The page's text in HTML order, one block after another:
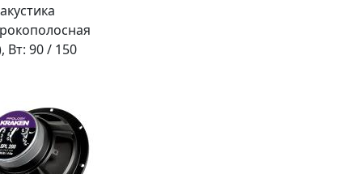
Вт: 90 / 150